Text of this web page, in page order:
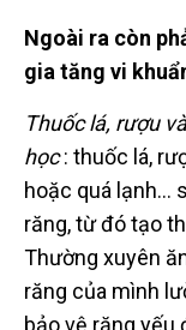
Ngoài ra còn
gia tăng vi
Thuốc lá, rượu
học: thuốc lá,
hoặc quá lạnh…
răng, từ đó tạo
Thường xuyên
răng của mình
bảo vệ răng yếu